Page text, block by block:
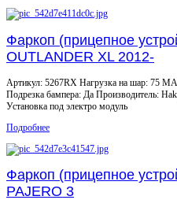
Фаркоп (прицепное
OUTLANDER XL 2012-
Артикул: 5267RX Нагрузка на шар: 75
Подрезка бампера: Да Производитель:
Установка под электро модуль
Подробнее
Фаркоп (прицепное
PAJERO 3